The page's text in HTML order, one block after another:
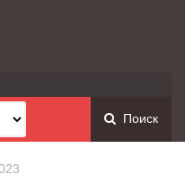
Поиск